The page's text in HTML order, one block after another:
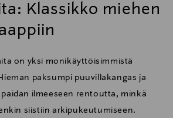
Klassikko miehen
on yksi monikäyttöisimmistä
paksumpi puuvillakangas ja
ilmeeseen rentoutta, minkä
siistiin arkipukeutumiseen.